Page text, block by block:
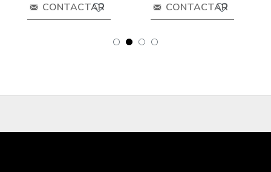
CONTACTAR CONTACTAR